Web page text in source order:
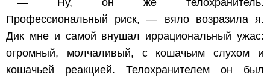
— Ну, он же телохранитель.
Профессиональный риск, — вяло возразила я.
Дик мне и самой внушал иррациональный ужас:
огромный, молчаливый, с кошачьим слухом и
кошачьей реакцией. Телохранителем он был